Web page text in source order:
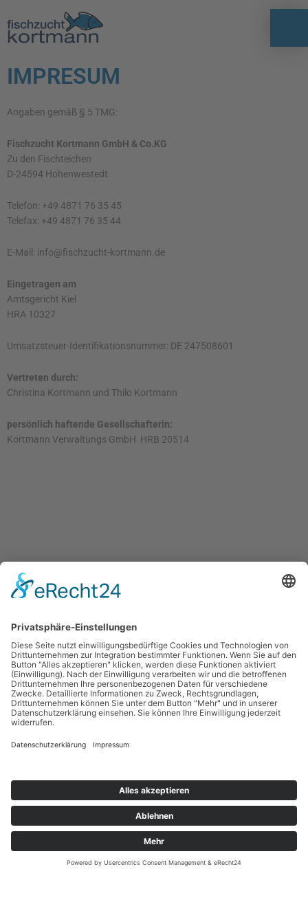
Inhalt
springen
IMPRESUM
Angaben gemäß § 5 TMG:
Fischzucht Kortmann GmbH & Co.KG
Zu den Fischteichen
D-24594 Hohenwestedt
Telefon: +49 4871 76 35 45
Telefax: +49 4871 76 35 44
E-Mail: info@fischzucht-kortmann.de
Eingetragen am
Amtsgericht Kiel
HRA 10327
Umsatzsteuer-Identifikationsnummer: DE 247508601
Vertreten durch:
Christina Kortmann und Thilo Kortmann
persönlich haftende Gesellschafterin:
Kortmann Verwaltungs GmbH HRB 20514